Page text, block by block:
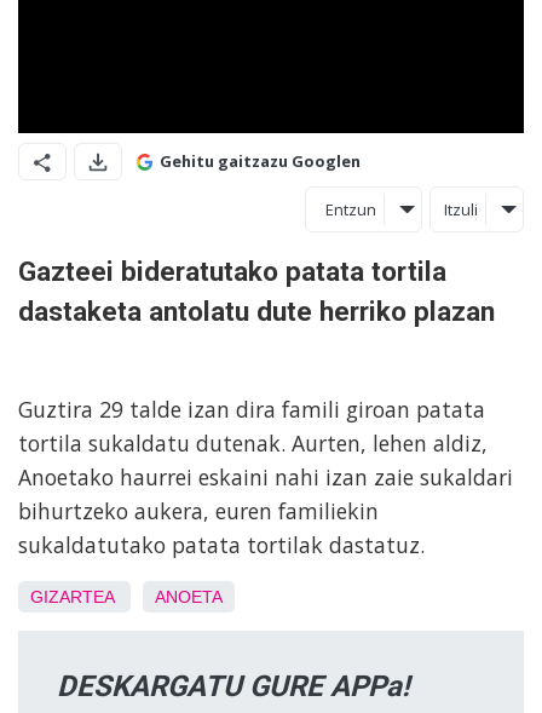
Gehitu gaitzazu Googlen
Entzun Itzuli
Gazteei bideratutako patata tortila
dastaketa antolatu dute herriko plazan
Guztira 29 talde izan dira famili giroan patata
tortila sukaldatu dutenak. Aurten, lehen aldiz,
Anoetako haurrei eskaini nahi izan zaie sukaldari
bihurtzeko aukera, euren familiekin
sukaldatutako patata tortilak dastatuz.
GIZARTEA ANOETA
DESKARGATU GURE APPa!